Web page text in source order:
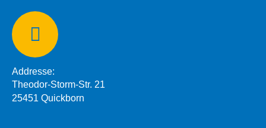
Addresse:
Theodor-Storm-Str. 21
25451 Quickborn